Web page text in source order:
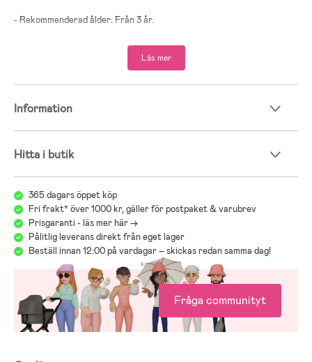
- Rekommenderad ålder: Från 3 år.
Läs mer
Information
Hitta i butik
365 dagars öppet köp
Fri frakt* över 1000 kr, gäller för postpaket & varubrev
Prisgaranti - läs mer här ->
Pålitlig leverans direkt från eget lager
Beställ innan 12:00 på vardagar – skickas redan samma dag!
Fråga communityt